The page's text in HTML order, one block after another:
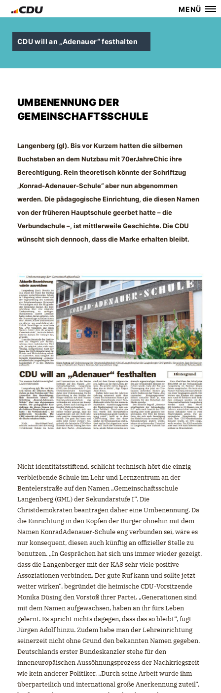
MENÜ
CDU will an „Adenauer“ festhalten
UMBENENNUNG DER
GEMEINSCHAFTSSCHULE
Langenberg (gl). Bis vor Kurzem hatten die silbernen
Buchstaben an dem Nutzbau mit 70er­Jahre­Chic ihre
Berechtigung. Rein theoretisch könnte der Schriftzug
Konrad­-Adenauer-­Schule“ aber nun abgenommen
werden. Die pädagogische Einrichtung, die diesen Namen
von der früheren Hauptschule geerbet hatte – die
Verbundschule –, ist mittlerweile Geschichte. Die CDU
wünscht sich dennoch, dass die Marke erhalten bleibt.
Nicht identitätsstiftend, schlicht technisch hört die einzig
verbleibende Schule im Lehr­ und Lernzentrum an der
Bentelerstraße auf den Namen „Gemeinschaftsschule
Langenberg (GML) der Sekundarstufe I“. Die
Christdemokraten beantragen daher eine Umbenennung. Da
die Einrichtung in den Köpfen der Bürger ohnehin mit dem
Namen Konrad­Adenauer­-Schule eng verbunden sei, wäre es
nur konsequent, diesen auch künftig an offizieller Stelle zu
benutzen. „In Gesprächen hat sich uns immer wieder gezeigt,
dass die Langenberger mit der KAS sehr viele positive
Assoziationen verbinden. Der gute Ruf kann und sollte jetzt
weiter wirken“, begründet die heimische CDU-­Vorsitzende
Monika Düsing den Vorstoß ihrer Partei. „Generationen sind
mit dem Namen aufgewachsen, haben an ihr fürs Leben
gelernt. Es spricht nichts dagegen, dass das so bleibt“, fügt
Jürgen Adolf hinzu. Zudem habe man der Lehreinrichtung
seinerzeit nicht ohne Grund den bekannten Namen gegeben.
Deutschlands erster Bundeskanzler stehe für den
inneneuropäischen Aussöhnungsprozess der Nachkriegszeit
wie kein anderer Politiker. „Durch seine Arbeit wurde ihm
überparteilich und international große Anerkennung zuteil“,